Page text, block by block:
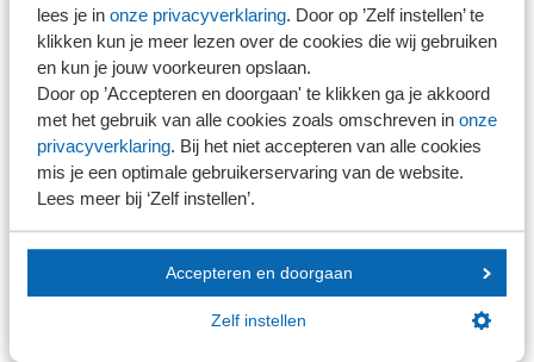
lees je in onze privacyverklaring. Door op ’Zelf instellen’ te
klikken kun je meer lezen over de cookies die wij gebruiken
en kun je jouw voorkeuren opslaan.
Door op ’Accepteren en doorgaan' te klikken ga je akkoord
met het gebruik van alle cookies zoals omschreven in onze
privacyverklaring. Bij het niet accepteren van alle cookies
mis je een optimale gebruikerservaring van de website.
Lees meer bij ‘Zelf instellen’.
Accepteren en doorgaan
Zelf instellen
Branche in Zicht
Dossiers
Kantoorvinder
Nieuwsbank
Handige links
Veilig bestanden delen